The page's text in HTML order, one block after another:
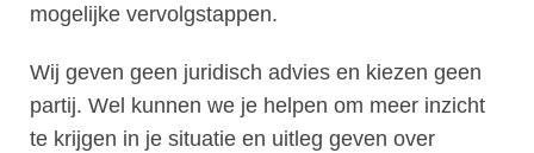
mogelijke vervolgstappen.
Wij geven geen juridisch advies en kiezen geen
partij. Wel kunnen we je helpen om meer inzicht
te krijgen in je situatie en uitleg geven over